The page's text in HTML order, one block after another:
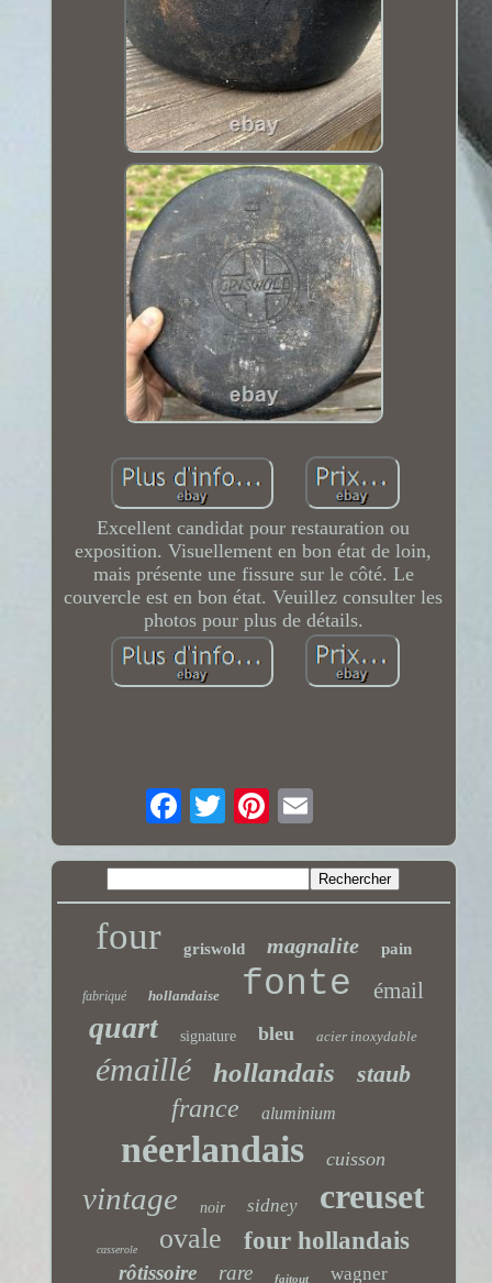
Excellent candidat pour restauration ou
exposition. Visuellement en bon état de loin,
mais présente une fissure sur le côté. Le
couvercle est en bon état. Veuillez consulter les
photos pour plus de détails.
four griswold magnalite pain
fabriqué hollandaise fonte émail
quart signature bleu acier inoxydable
émaillé hollandais staub
france aluminium
néerlandais cuisson
vintage noir sidney creuset
casserole ovale four hollandais
rôtissoire rare faitout wagner